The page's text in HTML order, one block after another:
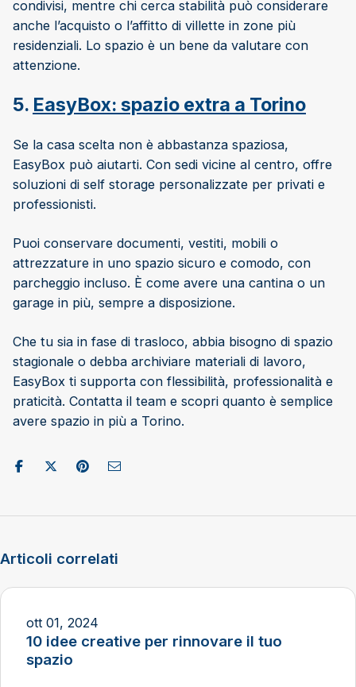
condivisi, mentre chi cerca stabilità può considerare
anche l’acquisto o l’affitto di villette in zone più
residenziali. Lo spazio è un bene da valutare con
attenzione.
5. EasyBox: spazio extra a Torino
Se la casa scelta non è abbastanza spaziosa,
EasyBox può aiutarti. Con sedi vicine al centro, offre
soluzioni di self storage personalizzate per privati e
professionisti.
Puoi conservare documenti, vestiti, mobili o
attrezzature in uno spazio sicuro e comodo, con
parcheggio incluso. È come avere una cantina o un
garage in più, sempre a disposizione.
Che tu sia in fase di trasloco, abbia bisogno di spazio
stagionale o debba archiviare materiali di lavoro,
EasyBox ti supporta con flessibilità, professionalità e
praticità. Contatta il team e scopri quanto è semplice
avere spazio in più a Torino.
Condividi su Facebook
Pubblica su X/Twitter
Condividi su Pinterest
Invia come e-mail
Articoli correlati
ott 01, 2024
10 idee creative per rinnovare il tuo
spazio